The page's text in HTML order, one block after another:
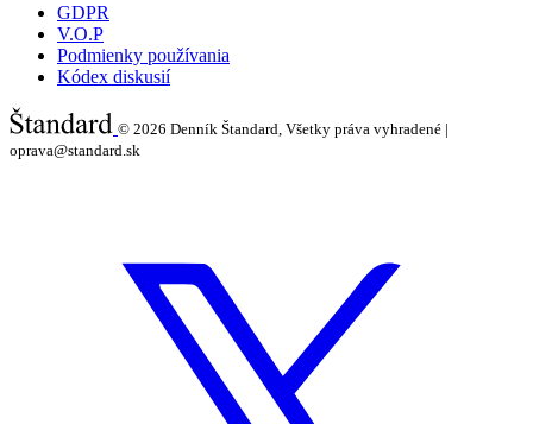
GDPR
V.O.P
Podmienky používania
Kódex diskusií
© 2026 Denník Štandard, Všetky práva vyhradené |
oprava@standard.sk